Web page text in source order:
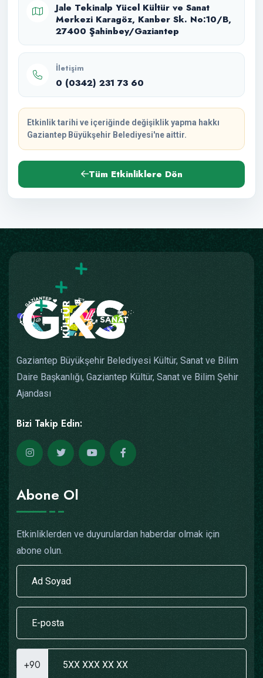
Jale Tekinalp Yücel Kültür ve Sanat
Merkezi Karagöz, Kanber Sk. No:10/B,
27400 Şahinbey/Gaziantep
İletişim
0 (0342) 231 73 60
Etkinlik tarihi ve içeriğinde değişiklik yapma hakkı
Gaziantep Büyükşehir Belediyesi'ne aittir.
Tüm Etkinliklere Dön
Gaziantep Büyükşehir Belediyesi Kültür, Sanat ve Bilim
Daire Başkanlığı, Gaziantep Kültür, Sanat ve Bilim Şehir
Ajandası
Bizi Takip Edin:
Abone Ol
Etkinliklerden ve duyurulardan haberdar olmak için
abone olun.
+90